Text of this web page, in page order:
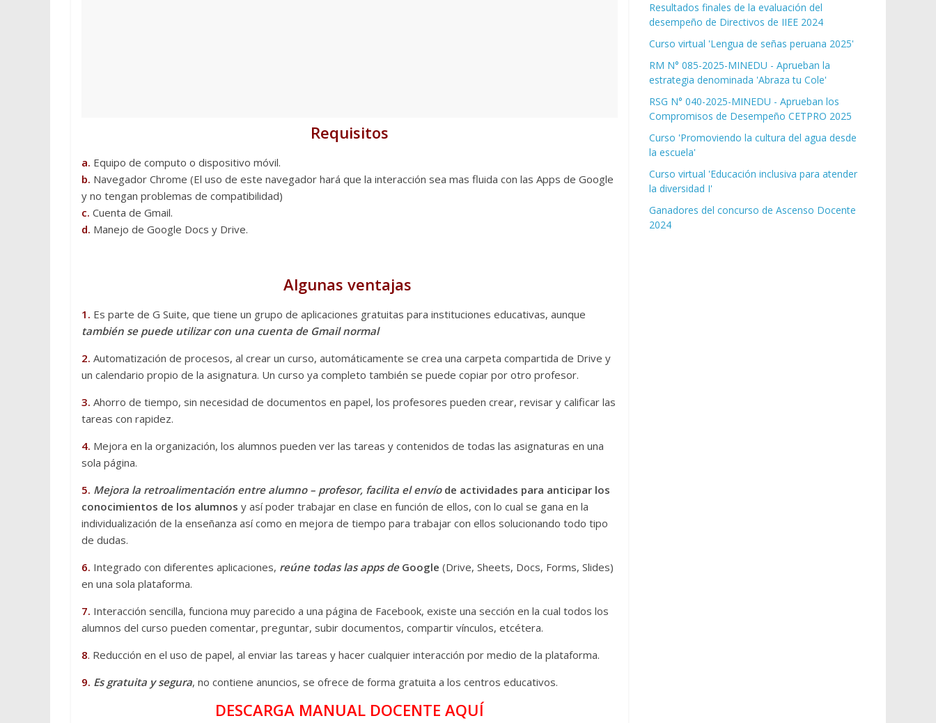
Requisitos
a. Equipo de computo o dispositivo móvil.
b. Navegador Chrome (El uso de este navegador hará que la interacción sea mas fluida con las Apps de Google
y no tengan problemas de compatibilidad)
c. Cuenta de Gmail.
d. Manejo de Google Docs y Drive.
Algunas ventajas
1. Es parte de G Suite, que tiene un grupo de aplicaciones gratuitas para instituciones educativas, aunque
también se puede utilizar con una cuenta de Gmail normal
2. Automatización de procesos, al crear un curso, automáticamente se crea una carpeta compartida de Drive y
un calendario propio de la asignatura. Un curso ya completo también se puede copiar por otro profesor.
3. Ahorro de tiempo, sin necesidad de documentos en papel, los profesores pueden crear, revisar y calificar las
tareas con rapidez.
4. Mejora en la organización, los alumnos pueden ver las tareas y contenidos de todas las asignaturas en una
sola página.
5. Mejora la retroalimentación entre alumno – profesor, facilita el envíode actividades para anticipar los
conocimientos de los alumnos y así poder trabajar en clase en función de ellos, con lo cual se gana en la
individualización de la enseñanza así como en mejora de tiempo para trabajar con ellos solucionando todo tipo
de dudas.
6. Integrado con diferentes aplicaciones, reúne todas las apps deGoogle (Drive, Sheets, Docs, Forms, Slides)
en una sola plataforma.
7. Interacción sencilla, funciona muy parecido a una página de Facebook, existe una sección en la cual todos los
alumnos del curso pueden comentar, preguntar, subir documentos, compartir vínculos, etcétera.
8. Reducción en el uso de papel, al enviar las tareas y hacer cualquier interacción por medio de la plataforma.
9. Es gratuita y segura, no contiene anuncios, se ofrece de forma gratuita a los centros educativos.
DESCARGA MANUAL DOCENTE AQUÍ
Resultados finales de la evaluación del
desempeño de Directivos de IIEE 2024
Curso virtual 'Lengua de señas peruana 2025'
RM N° 085-2025-MINEDU - Aprueban la
estrategia denominada 'Abraza tu Cole'
RSG N° 040-2025-MINEDU - Aprueban los
Compromisos de Desempeño CETPRO 2025
Curso 'Promoviendo la cultura del agua desde
la escuela'
Curso virtual 'Educación inclusiva para atender
la diversidad I'
Ganadores del concurso de Ascenso Docente
2024